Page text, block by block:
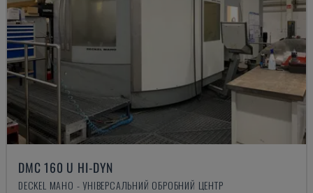
DMC 160 U HI-DYN
DECKEL MAHO - УНІВЕРСАЛЬНИЙ ОБРОБНИЙ ЦЕНТР